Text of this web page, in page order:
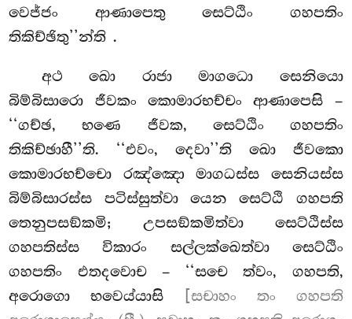
වෙජ්ජං ආණාපෙතු සෙට්ඨිං ගහපතිං
තිකිච්ඡිතු’’න්ති.
අථ ඛො රාජා මාගධො සෙනියො
බිම්බිසාරො ජීවකං කොමාරභච්චං ආණාපෙසි –
‘‘ගච්ඡ, භණෙ ජීවක, සෙට්ඨිං ගහපතිං
තිකිච්ඡාහී’’ති. ‘‘එවං, දෙවා’’ති ඛො ජීවකො
කොමාරභච්චො රඤ්ඤො මාගධස්ස සෙනියස්ස
බිම්බිසාරස්ස පටිස්සුත්වා යෙන සෙට්ඨි ගහපති
තෙනුපසඞ්කමි; උපසඞ්කමිත්වා සෙට්ඨිස්ස
ගහපතිස්ස විකාරං සල්ලක්ඛෙත්වා සෙට්ඨිං
ගහපතිං එතදවොච – ‘‘සචෙ ත්වං, ගහපති,
අරොගො භවෙය්යාසි
[සචාහං තං ගහපති